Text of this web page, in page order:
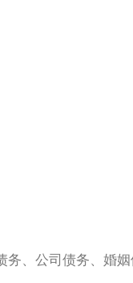
、公司债务、婚